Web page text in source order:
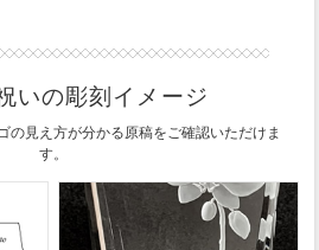
いの彫刻イメージ
の見え方が分かる原稿をご確認いただけま
す。